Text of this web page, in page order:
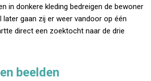
in donkere kleding bedreigen de bewoner
later gaan zij er weer vandoor op één
direct een zoektocht naar de drie
beelden